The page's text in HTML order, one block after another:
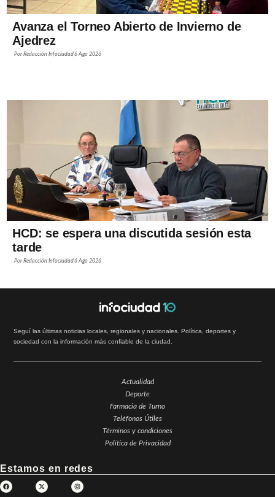
Avanza el Torneo Abierto de Invierno de
Ajedrez
PorRedacción Infociudad6 Ago 2026
HCD: se espera una discutida sesión esta
tarde
PorRedacción Infociudad6 Ago 2026
Seguí las últimas noticias locales, regionales y nacionales. Política, deportes y
sociedad con la información más confiable de la ciudad.
Actualidad
Deporte
Farmacia de Turno
Teléfonos Útiles
Términos y condiciones
Política de Privacidad
Estamos en redes